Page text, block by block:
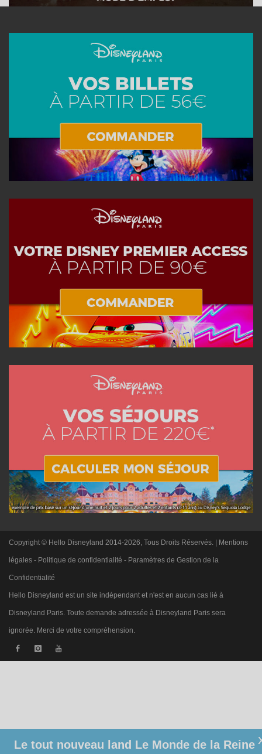
Copyright © Hello Disneyland 2014-2026, Tous Droits Réservés. | Mentions
légales - Politique de confidentialité - Paramètres de Gestion de la
Confidentialité
Hello Disneyland est un site indépendant et n'est en aucun cas lié à
Disneyland Paris. Toute demande adressée à Disneyland Paris sera
ignorée. Merci de votre compréhension.
Le tout nouveau land Le Monde de la Reine